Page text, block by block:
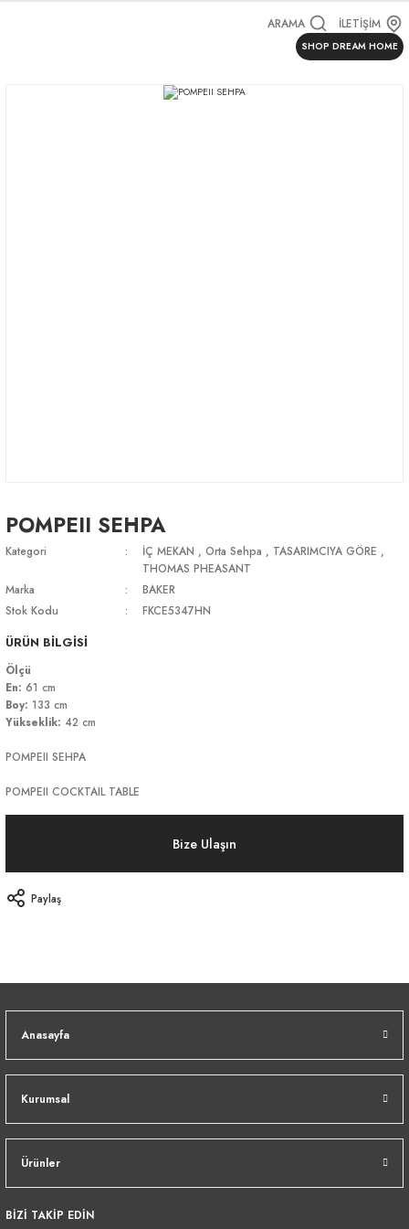
ARAMA İLETİŞİM
SHOP DREAM HOME
POMPEII SEHPA
Kategori İÇ MEKAN , Orta Sehpa , TASARIMCIYA GÖRE ,
THOMAS PHEASANT
Marka
BAKER
Stok Kodu
FKCE5347HN
ÜRÜN BİLGİSİ
Ölçü
En: 61 cm
Boy: 133 cm
Yükseklik: 42 cm
POMPEII SEHPA
POMPEII COCKTAIL TABLE
Bize Ulaşın
Paylaş
Anasayfa
Kurumsal
Ürünler
BİZİ TAKİP EDİN